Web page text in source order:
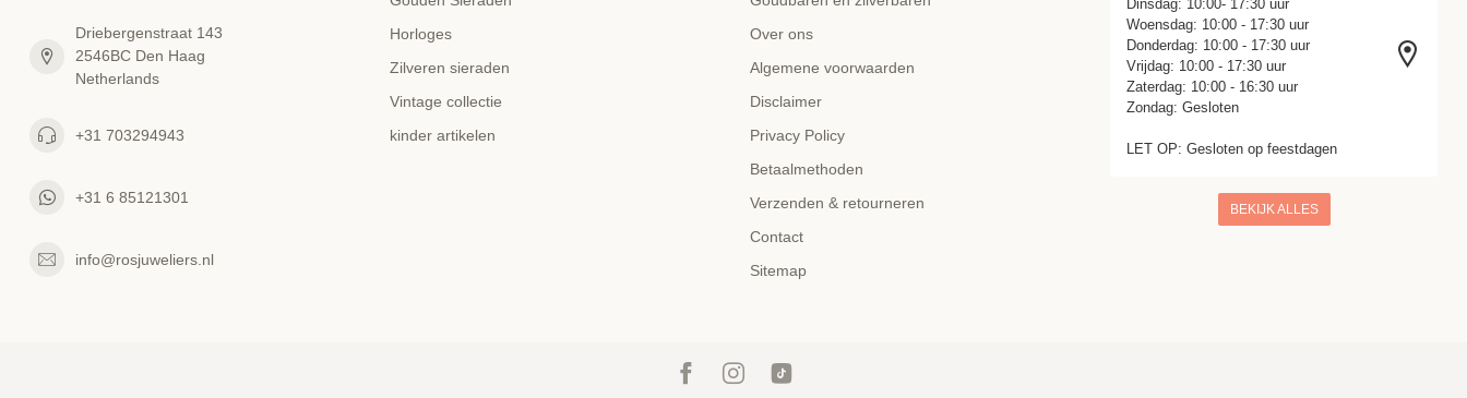
Driebergenstraat 143
2546BC Den Haag
Netherlands
+31 703294943
+31 6 85121301
info@rosjuweliers.nl
Horloges
Zilveren sieraden
Vintage collectie
kinder artikelen
Over ons
Algemene voorwaarden
Disclaimer
Privacy Policy
Betaalmethoden
Verzenden & retourneren
Contact
Sitemap
Dinsdag: 10:00- 17:30 uur
Woensdag: 10:00 - 17:30 uur
Donderdag: 10:00 - 17:30 uur
Vrijdag: 10:00 - 17:30 uur
Zaterdag: 10:00 - 16:30 uur
Zondag: Gesloten
LET OP: Gesloten op feestdagen
BEKIJK ALLES